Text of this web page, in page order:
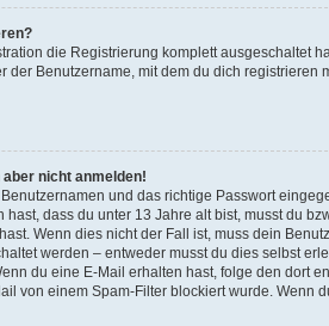
die Registrierung komplett ausgeschaltet
der Benutzername, mit dem du dich
nicht anmelden!
und das richtige Passwort
hast, dass du unter 13 Jahre alt bist, musst du
Wenn dies nicht der Fall ist, muss dein
werden – entweder musst du dies selbst
du eine E-Mail erhalten hast, folge den dort
von einem Spam-Filter blockiert wurde. Wenn